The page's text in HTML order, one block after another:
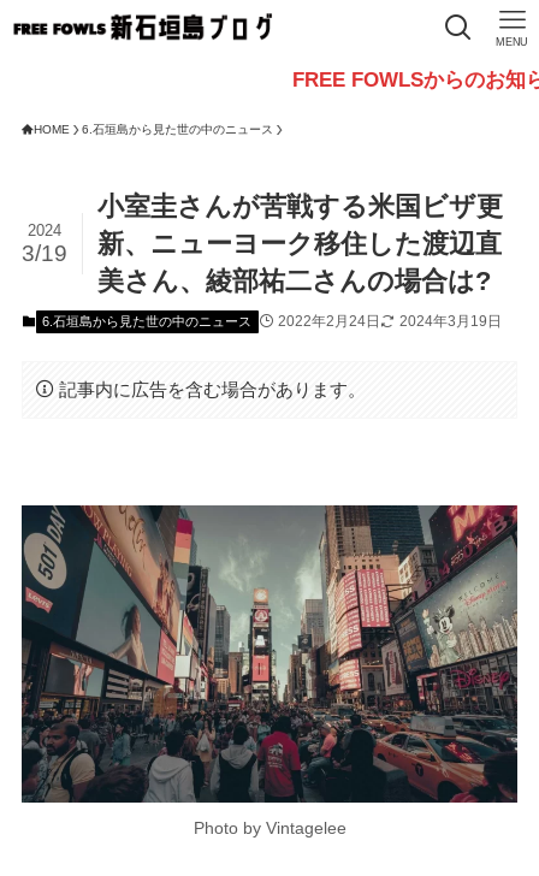
MENU
FREE FOWLSからのお知らせ
HOME 6.石垣島から見た世の中のニュース
小室圭さんが苦戦する米国ビザ更
新、ニューヨーク移住した渡辺直
美さん、綾部祐二さんの場合は?
2024
3/19
6.石垣島から見た世の中のニュース 2022年2月24日 2024年3月19日
記事内に広告を含む場合があります。
Photo by Vintagelee